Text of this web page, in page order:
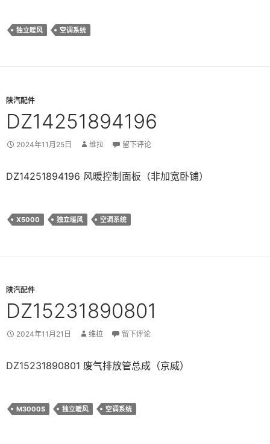
独立暖风 空调系统
陕汽配件
DZ14251894196
2024年11月25日 维拉 留下评论
DZ14251894196 风暖控制面板（非加宽卧铺）
X5000 独立暖风 空调系统
陕汽配件
DZ15231890801
2024年11月21日 维拉 留下评论
DZ15231890801 废气排放管总成（京威）
M3000S 独立暖风 空调系统